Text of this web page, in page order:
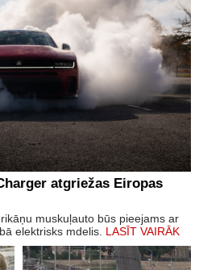
atgriežas Eiropas
muskuļauto būs pieejams ar
elektrisks mdelis. LASĪT VAIRĀK